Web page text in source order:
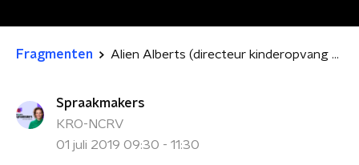
Fragmenten Alien Alberts (directeur kinderopvang Berend Botje) over weigeren ongevaccineerde kinderen
Spraakmakers
KRO-NCRV
01 juli 2019 09:30 - 11:30